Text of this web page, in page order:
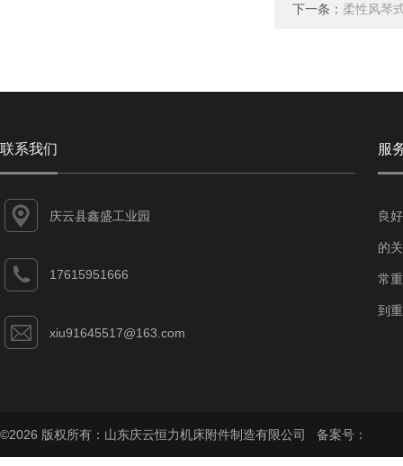
下一条： 柔性风琴
联系我们
庆云县鑫盛工业园
17615951666
xiu91645517@163.com
服
良
的
常
到
©2026 版权所有：山东庆云恒力机床附件制造有限公司 备案号：